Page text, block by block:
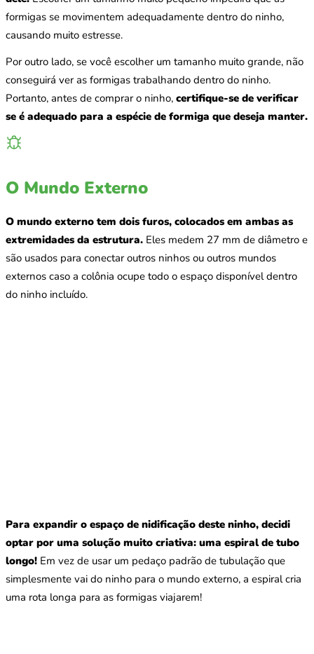
formigas se movimentem adequadamente dentro do ninho,
causando muito estresse.
Por outro lado, se você escolher um tamanho muito grande, não
conseguirá ver as formigas trabalhando dentro do ninho.
Portanto, antes de comprar o ninho, certifique-se de verificar
se é adequado para a espécie de formiga que deseja manter.
O Mundo Externo
O mundo externo tem dois furos, colocados em ambas as
extremidades da estrutura. Eles medem 27 mm de diâmetro e
são usados para conectar outros ninhos ou outros mundos
externos caso a colônia ocupe todo o espaço disponível dentro
do ninho incluído.
Para expandir o espaço de nidificação deste ninho, decidi
optar por uma solução muito criativa: uma espiral de tubo
longo! Em vez de usar um pedaço padrão de tubulação que
simplesmente vai do ninho para o mundo externo, a espiral cria
uma rota longa para as formigas viajarem!